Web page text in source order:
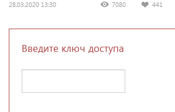
28.03.2020 13:30 7080 441
Введите ключ доступа